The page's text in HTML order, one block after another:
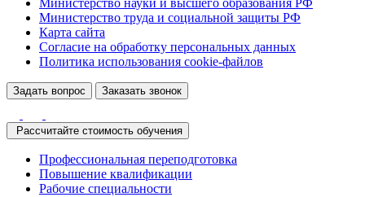
Министерство науки и высшего образования РФ
Министерство труда и социальной защиты РФ
Карта сайта
Согласие на обработку персональных данных
Политика использования сookie-файлов
Задать вопрос Заказать звонок
Рассчитайте стоимость обучения
Профессиональная переподготовка
Повышение квалификации
Рабочие специальности